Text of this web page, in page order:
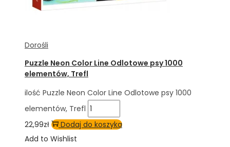
Dorośli
Puzzle Neon Color Line Odlotowe psy 1000
elementów, Trefl
ilość Puzzle Neon Color Line Odlotowe psy 1000
elementów, Trefl
22,99zł
Dodaj do koszyka
Add to Wishlist